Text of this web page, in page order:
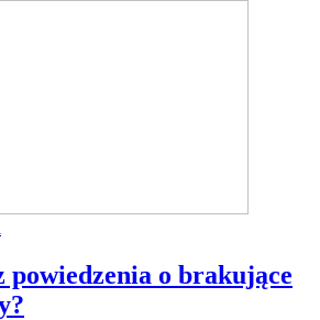
powiedzenia o brakujące